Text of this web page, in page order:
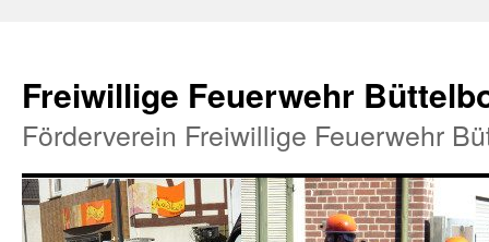
Freiwillige Feuerwehr
Förderverein Freiwillige Feuerwehr